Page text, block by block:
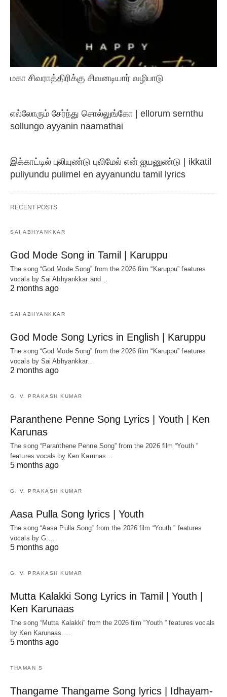
மகா சிவராத்திரிக்கு சிவனடியார் வழிபாடு
எல்லோரும் சேர்ந்து சொல்லுங்கோ | ellorum sernthu
sollungo ayyanin naamathai
இக்காட்டில் புலியுண்டு புலிமேல் என் ஐயனுண்டு | ikkatil
puliyundu pulimel en ayyanundu tamil lyrics
RECENT POSTS
SAI ABHYANKKAR
God Mode Song in Tamil | Karuppu
The song “God Mode Song” from the 2026 film “Karuppu” features
vocals by Sai Abhyankkar‬ and…
2 months ago
SAI ABHYANKKAR
God Mode Song Lyrics in English | Karuppu
The song “God Mode Song” from the 2026 film “Karuppu” features
vocals by Sai Abhyankkar‬…
2 months ago
G. V. PRAKASH KUMAR
Paranthene Penne Song Lyrics | Youth | Ken
Karunas
The song “Paranthene Penne Song” from the 2026 film “Youth ”
features vocals by Ken Karunas…
5 months ago
G. V. PRAKASH KUMAR
Aasa Pulla Song lyrics | Youth
The song “Aasa Pulla Song” from the 2026 film “Youth ” features
vocals by G.…
5 months ago
G. V. PRAKASH KUMAR
Mutta Kalakki Song Lyrics in Tamil | Youth |
Ken Karunaas
The song “Mutta Kalakki” from the 2026 film “Youth ” features vocals
by Ken Karunaas.…
5 months ago
THAMAN S
Thangame Thangame Song lyrics | Idhayam-